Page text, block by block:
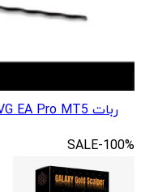
ربات FVG EA Pro MT5
SALE-100%